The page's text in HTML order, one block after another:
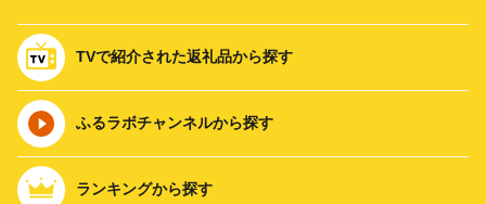
TVで紹介された返礼品から探す
ふるラボチャンネルから探す
ランキングから探す